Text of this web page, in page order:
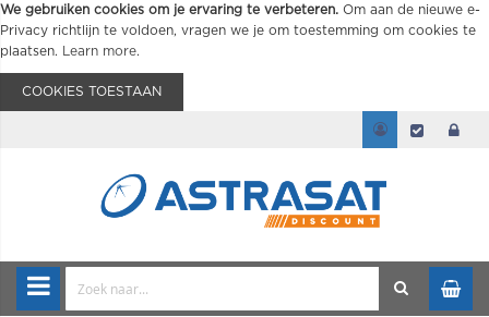
We gebruiken cookies om je ervaring te verbeteren. Om aan de nieuwe e-
Privacy richtlijn te voldoen, vragen we je om toestemming om cookies te
plaatsen.
Learn more.
COOKIES TOESTAAN